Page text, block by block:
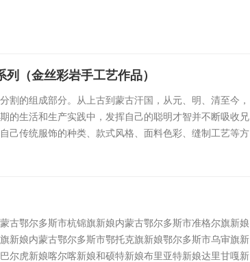
列（金丝彩岩手工艺作品）
割的组成部分。从上古到蒙古汗国，从元、明、清至今，
的生活和生产实践中，发挥自己的聪明才智并不断吸收兄
己传统服饰的种类、款式风格、面料色彩、缝制工艺等方
上蒙古族不同部落族群的服饰风格不同，同一个部落因居
古鄂尔多斯市杭锦旗新娘内蒙古鄂尔多斯市准格尔旗新娘
新娘内蒙古鄂尔多斯市鄂托克旗新娘鄂尔多斯市乌审旗新
尔虎新娘喀尔喀新娘和硕特新娘布里亚特新娘达里甘嘎新